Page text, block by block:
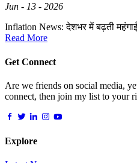
Jun - 13 - 2026
Inflation News: देशभर में बढ़ती
Read More
Get Connect
Are we friends on social media,
connect, then join my list to your
Explore